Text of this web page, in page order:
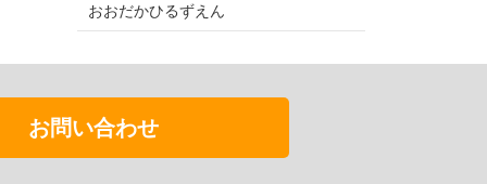
おおだかひるずえん
お問い合わせ